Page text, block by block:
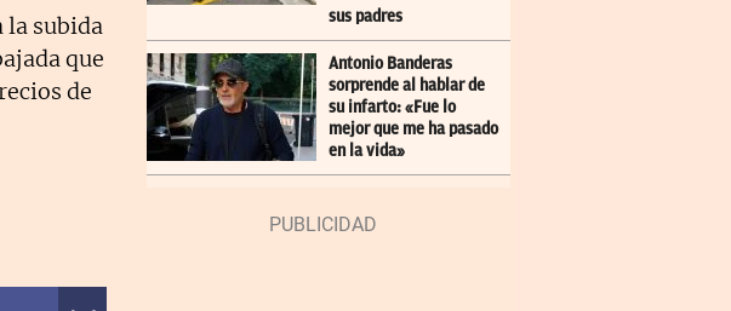
la subida
que
de
sus padres
Antonio Banderas
sorprende al hablar de
su infarto: «Fue lo
mejor que me ha pasado
en la vida»